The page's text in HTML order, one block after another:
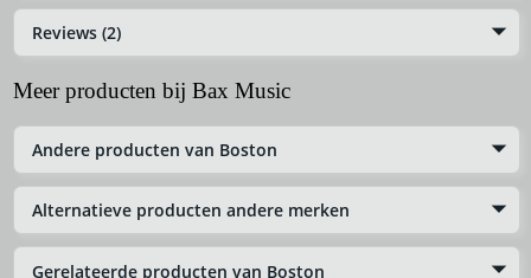
Reviews (2)
Meer producten bij Bax Music
Andere producten van Boston
Alternatieve producten andere merken
Gerelateerde producten van Boston